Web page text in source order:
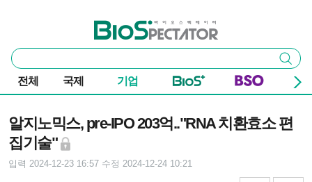
바이오스펙테이터
통
합
검
색
검색
전체 국제 기업
알지노믹스, pre-IPO 203억.."RNA 치환효소 편
집기술"
입력 2024-12-23 16:57 수정 2024-12-24 10:21